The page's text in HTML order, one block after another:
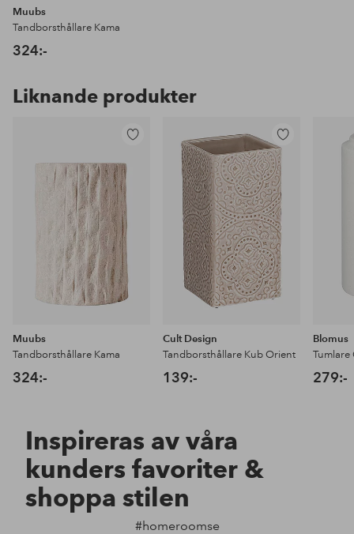
Muubs
Tandborsthållare Kama
324:-
Liknande produkter
till
i
favoriter
Muubs
Tandborsthållare Kama
324:-
Lägg
till
i
favoriter
Cult Design
Tandborsthållare Kub Orient
139:-
Blomus
Tumlare
279:-
Inspireras av våra
kunders favoriter &
shoppa stilen
#homeroomse